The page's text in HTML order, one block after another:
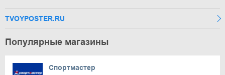
TVOYPOSTER.RU
Популярные магазины
Спортмастер